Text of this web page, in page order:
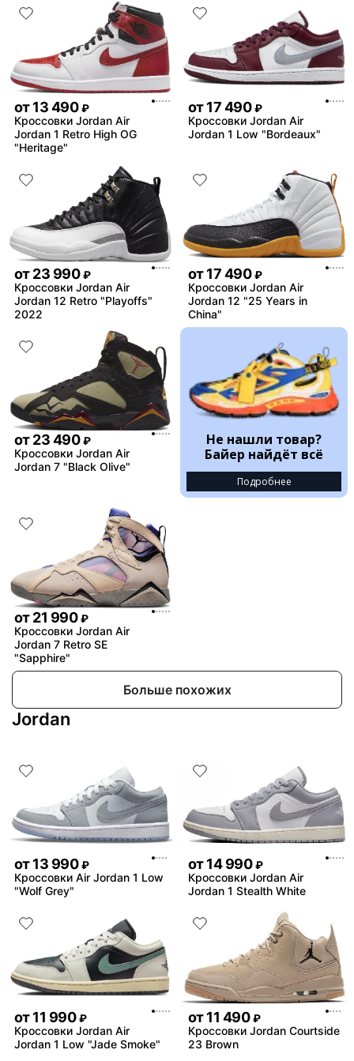
от13 490 ₽
Кроссовки Jordan Air
Jordan 1 Retro High OG
"Heritage"
от17 490 ₽
Кроссовки Jordan Air
Jordan 1 Low "Bordeaux"
от23 990 ₽
Кроссовки Jordan Air
Jordan 12 Retro "Playoffs"
2022
от17 490 ₽
Кроссовки Jordan Air
Jordan 12 "25 Years in
China"
от23 490 ₽
Кроссовки Jordan Air
Jordan 7 "Black Olive"
Не нашли товар?
Байер найдёт всё
Подробнее
от21 990 ₽
Кроссовки Jordan Air
Jordan 7 Retro SE
"Sapphire"
Больше похожих
Jordan
от13 990 ₽
Кроссовки Air Jordan 1 Low
"Wolf Grey"
от14 990 ₽
Кроссовки Jordan Air
Jordan 1 Stealth White
от11 990 ₽
Кроссовки Jordan Air
Jordan 1 Low "Jade Smoke"
от11 490 ₽
Кроссовки Jordan Courtside
23 Brown